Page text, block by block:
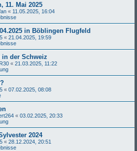
11. Mai 2025
« 11.05.2025, 16:04
in Böblingen Flugfeld
« 21.04.2025, 19:59
der Schweiz
« 21.03.2025, 11:22
« 07.02.2025, 08:08
« 03.02.2025, 20:33
2024
« 28.12.2024, 20:51